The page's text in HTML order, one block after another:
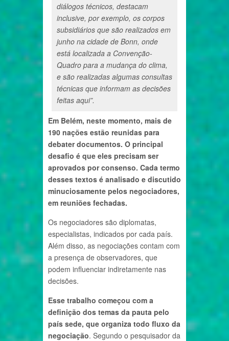
diálogos técnicos, destacam
inclusive, por exemplo, os corpos
subsidiários que são realizados em
junho na cidade de Bonn, onde
está localizada a Convenção-
Quadro para a mudança do clima,
e são realizadas algumas consultas
técnicas que informam as decisões
feitas aqui”.
Em Belém, neste momento, mais de
190 nações estão reunidas para
debater documentos. O principal
desafio é que eles precisam ser
aprovados por consenso. Cada termo
desses textos é analisado e discutido
minuciosamente pelos negociadores,
em reuniões fechadas.
Os negociadores são diplomatas,
especialistas, indicados por cada país.
Além disso, as negociações contam com
a presença de observadores, que
podem influenciar indiretamente nas
decisões.
Esse trabalho começou com a
definição dos temas da pauta pelo
país sede, que organiza todo fluxo da
negociação. Segundo o pesquisador da